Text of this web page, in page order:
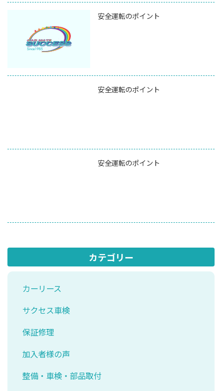
安全運転のポイント
安全運転のポイント
安全運転のポイント
カテゴリー
カーリース
サクセス車検
保証修理
加入者様の声
整備・車検・部品取付